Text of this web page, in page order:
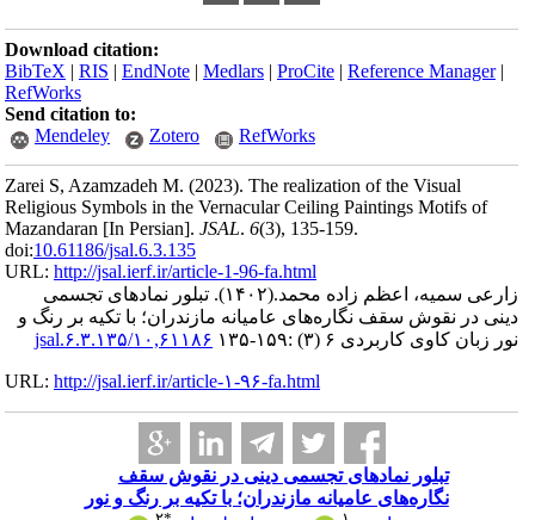
Download citation:
BibTeX |RIS |EndNote |Medlars |ProCite |Reference Manager
RefWorks
Send citation to:
Mendeley
Zotero RefWorks
Zarei S, Azamzadeh M.(2023).The realization of the Visual
Religious Symbols in the Vernacular Ceiling Paintings Motifs of
Mazandaran [In Persian].JSAL.6(3), 135-159.
doi:10.61186/jsal.6.3.135
URL:http://jsal.ierf.ir/article-1-96-fa.html
زارعی سمیه، اعظم زاده محمد.(۱۴۰۲).
تبلور نمادهای تجسمی
دینی در نقوش سقف نگاره‌های عامیانه مازندران؛ با تکیه بر رنگ و
نور زبان کاوی کاربردی ۶ (۳) :۱۵۹-۱۳۵
۱۰,۶۱۱۸۶/jsal.۶.۳.۱۳۵
URL:http://jsal.ierf.ir/article-۱-۹۶-fa.html
تبلور نمادهای تجسمی دینی در نقوش سقف
نگاره‌های عامیانه مازندران؛ با تکیه بر رنگ و نور